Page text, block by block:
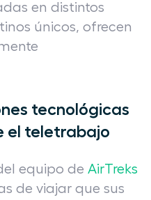
en distintos
únicos, ofrecen
tecnológicas
el teletrabajo
equipo de AirTreks
de viajar que sus